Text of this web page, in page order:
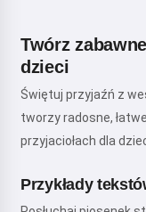
Twórz
dzieci
Świętuj przyjaźń z
tworzy radosne,
przyjaciołach dla
Przykłady